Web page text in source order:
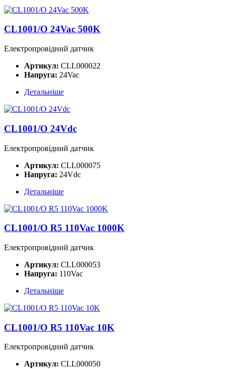
CL1001/O 24Vac 500K
Електропровідний датчик
Артикул: CLL000022
Напруга: 24Vac
Детальніше
CL1001/O 24Vdc
Електропровідний датчик
Артикул: CLL000075
Напруга: 24Vdc
Детальніше
CL1001/O R5 110Vac 1000K
Електропровідний датчик
Артикул: CLL000053
Напруга: 110Vac
Детальніше
CL1001/O R5 110Vac 10K
Електропровідний датчик
Артикул: CLL000050